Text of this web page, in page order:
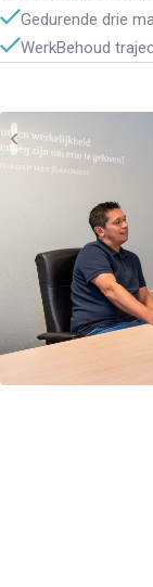
Gedurende drie
WerkBehoud